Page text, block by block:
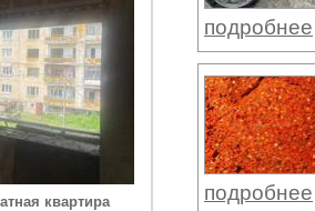
квартира
подробнее
подробнее